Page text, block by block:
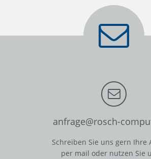
anfrage@rosch-
Schreiben Sie uns gern Ihre
per mail oder nutzen Sie